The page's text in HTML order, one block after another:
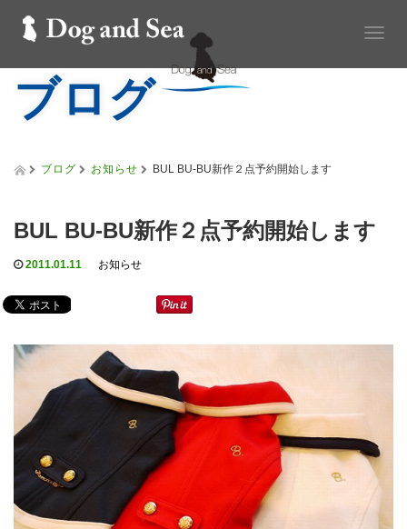
T
g
ブログ
ブログ お知らせ BUL BU-BU新作２点予約開始します
BUL BU-BU新作２点予約開始します
2011.01.11 お知らせ